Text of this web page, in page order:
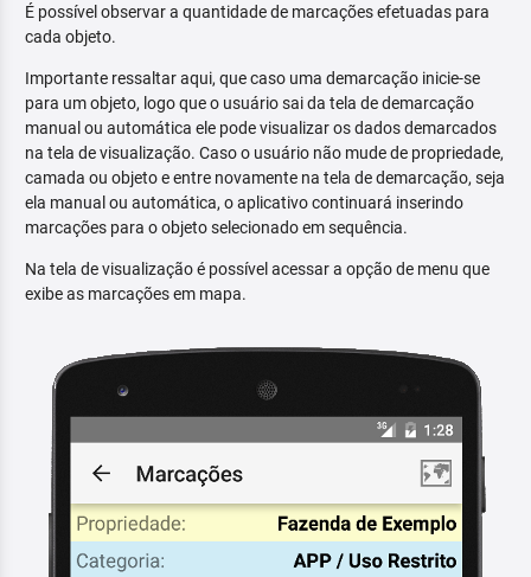
É possível observar a quantidade de marcações efetuadas para
cada objeto.
Importante ressaltar aqui, que caso uma demarcação inicie-se
para um objeto, logo que o usuário sai da tela de demarcação
manual ou automática ele pode visualizar os dados demarcados
na tela de visualização. Caso o usuário não mude de propriedade,
camada ou objeto e entre novamente na tela de demarcação, seja
ela manual ou automática, o aplicativo continuará inserindo
marcações para o objeto selecionado em sequência.
Na tela de visualização é possível acessar a opção de menu que
exibe as marcações em mapa.